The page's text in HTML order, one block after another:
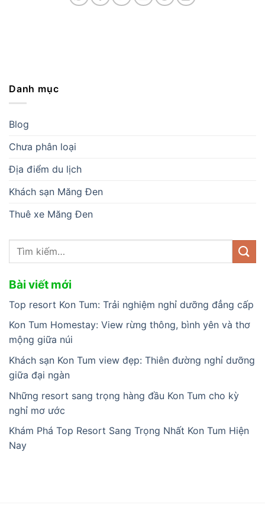
Danh mục
Blog
Chưa phân loại
Địa điểm du lịch
Khách sạn Măng Đen
Thuê xe Măng Đen
Bài viết mới
Top resort Kon Tum: Trải nghiệm nghỉ dưỡng đẳng cấp
Kon Tum Homestay: View rừng thông, bình yên và thơ
mộng giữa núi
Khách sạn Kon Tum view đẹp: Thiên đường nghỉ dưỡng
giữa đại ngàn
Những resort sang trọng hàng đầu Kon Tum cho kỳ
nghỉ mơ ước
Khám Phá Top Resort Sang Trọng Nhất Kon Tum Hiện
Nay